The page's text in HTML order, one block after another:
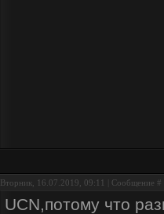
Вторник, 16.07.2019, 09:11 | Сообщение #
UCN,потому что